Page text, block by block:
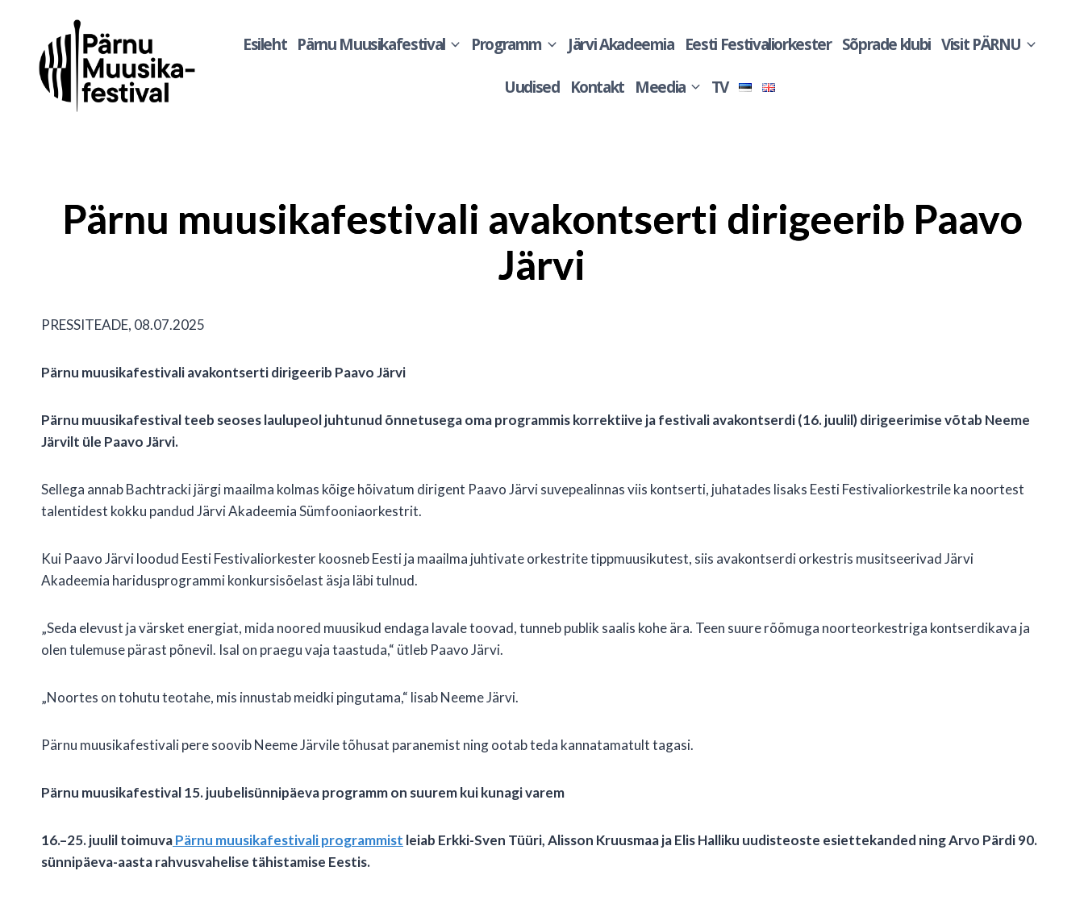
content
Esileht Pärnu Muusikafestival Programm Järvi Akadeemia Eesti Festivaliorkester Sõprade klubi Visit PÄRNU
Uudised Kontakt Meedia TV
Pärnu muusikafestivali avakontserti dirigeerib Paavo
Järvi
PRESSITEADE, 08.07.2025
Pärnu muusikafestivali avakontserti dirigeerib Paavo Järvi
Pärnu muusikafestival teeb seoses laulupeol juhtunud õnnetusega oma programmis korrektiive ja festivali avakontserdi (16. juulil) dirigeerimise võtab Neeme
Järvilt üle Paavo Järvi.
Sellega annab Bachtracki järgi maailma kolmas kõige hõivatum dirigent Paavo Järvi suvepealinnas viis kontserti, juhatades lisaks Eesti Festivaliorkestrile ka noortest
talentidest kokku pandud Järvi Akadeemia Sümfooniaorkestrit.
Kui Paavo Järvi loodud Eesti Festivaliorkester koosneb Eesti ja maailma juhtivate orkestrite tippmuusikutest, siis avakontserdi orkestris musitseerivad Järvi
Akadeemia haridusprogrammi konkursisõelast äsja läbi tulnud.
„Seda elevust ja värsket energiat, mida noored muusikud endaga lavale toovad, tunneb publik saalis kohe ära. Teen suure rõõmuga noorteorkestriga kontserdikava ja
olen tulemuse pärast põnevil. Isal on praegu vaja taastuda,“ ütleb Paavo Järvi.
„Noortes on tohutu teotahe, mis innustab meidki pingutama,“ lisab Neeme Järvi.
Pärnu muusikafestivali pere soovib Neeme Järvile tõhusat paranemist ning ootab teda kannatamatult tagasi.
Pärnu muusikafestival 15. juubelisünnipäeva programm on suurem kui kunagi varem
16.–25. juulil toimuvaPärnu muusikafestivali programmist leiab Erkki-Sven Tüüri, Alisson Kruusmaa ja Elis Halliku uudisteoste esiettekanded ning Arvo Pärdi 90.
sünnipäeva-aasta rahvusvahelise tähistamise Eestis.